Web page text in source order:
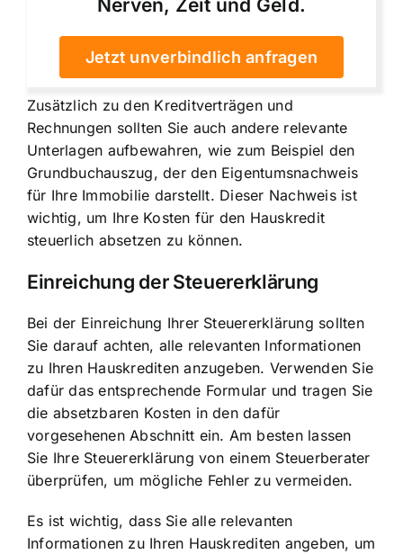
Nerven, Zeit und Geld.
Jetzt unverbindlich anfragen
Zusätzlich zu den Kreditverträgen und
Rechnungen sollten Sie auch andere relevante
Unterlagen aufbewahren, wie zum Beispiel den
Grundbuchauszug, der den Eigentumsnachweis
für Ihre Immobilie darstellt. Dieser Nachweis ist
wichtig, um Ihre Kosten für den Hauskredit
steuerlich absetzen zu können.
Einreichung der Steuererklärung
Bei der Einreichung Ihrer Steuererklärung sollten
Sie darauf achten, alle relevanten Informationen
zu Ihren Hauskrediten anzugeben. Verwenden Sie
dafür das entsprechende Formular und tragen Sie
die absetzbaren Kosten in den dafür
vorgesehenen Abschnitt ein. Am besten lassen
Sie Ihre Steuererklärung von einem Steuerberater
überprüfen, um mögliche Fehler zu vermeiden.
Es ist wichtig, dass Sie alle relevanten
Informationen zu Ihren Hauskrediten angeben, um